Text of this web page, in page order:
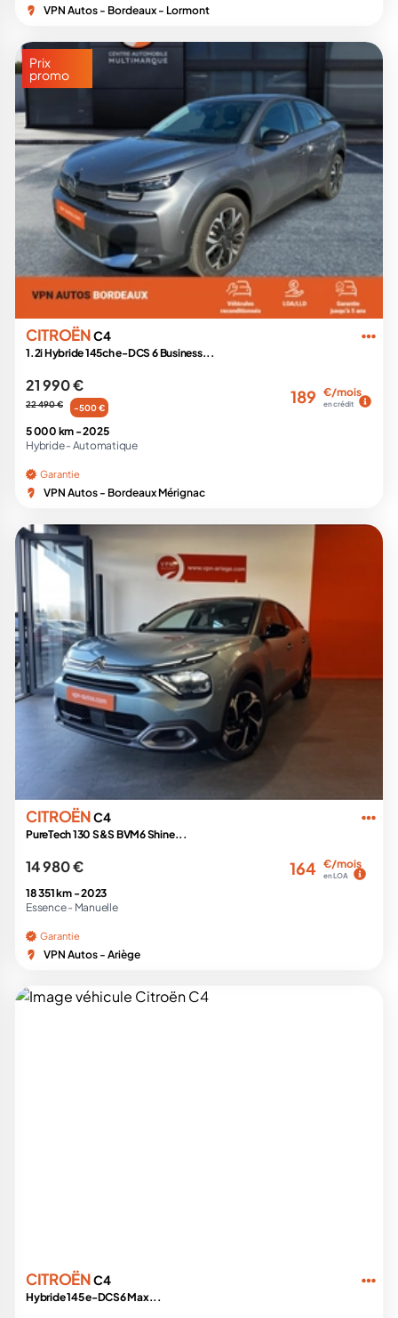
VPN Autos - Bordeaux - Lormont
Prix
promo
CITROËNC4
1.2i Hybride 145ch e-DCS 6 Business...
21 990 €
22 490 € -500 €
189 €/mois
en crédit
5 000 km -2025
Hybride - Automatique
Garantie
VPN Autos - Bordeaux Mérignac
CITROËNC4
PureTech 130 S&S BVM6 Shine...
14 980 € 164 €/mois
en LOA
18 351 km -2023
Essence - Manuelle
Garantie
VPN Autos - Ariège
CITROËNC4
Hybride 145 e-DCS6 Max...